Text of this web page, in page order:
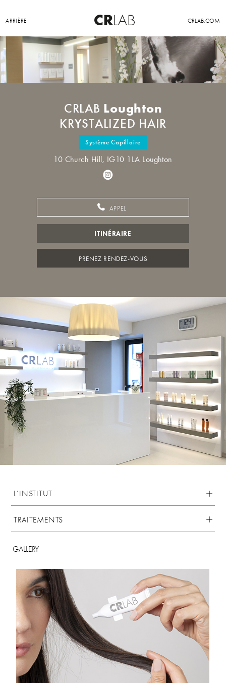
ARRIÈRE CRLAB.COM
CRLAB Loughton
KRYSTALIZED HAIR
Système Capillaire
10 Church Hill, IG10 1LA Loughton
APPEL
ITINÉRAIRE
PRENEZ RENDEZ-VOUS
L’INSTITUT
TRAITEMENTS
GALLERY